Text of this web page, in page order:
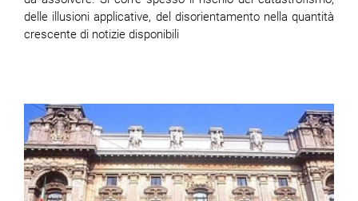
delle illusioni applicative, del disorientamento nella quantità
crescente di notizie disponibili